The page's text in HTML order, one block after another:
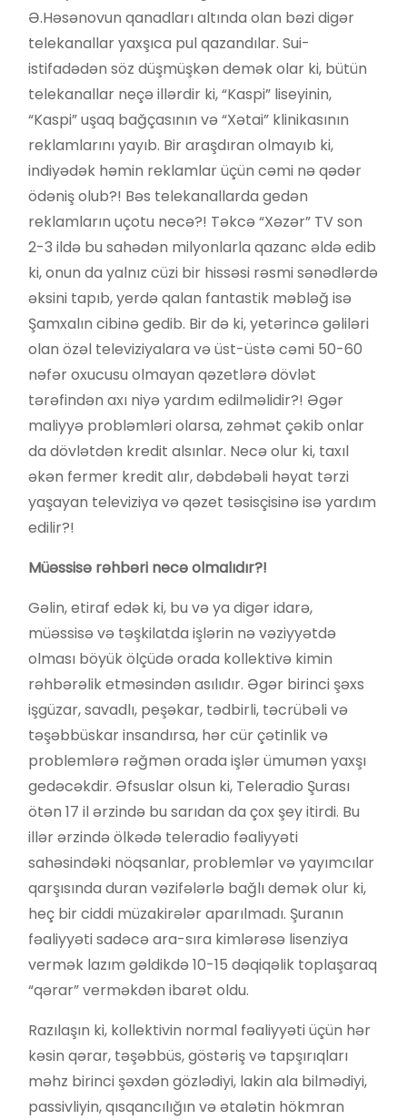
Ə.Həsənovun qanadları altında olan bəzi digər
telekanallar yaxşıca pul qazandılar. Sui-
istifadədən söz düşmüşkən demək olar ki, bütün
telekanallar neçə illərdir ki, “Kaspi” liseyinin,
“Kaspi” uşaq bağçasının və “Xətai” klinikasının
reklamlarını yayıb. Bir araşdıran olmayıb ki,
indiyədək həmin reklamlar üçün cəmi nə qədər
ödəniş olub?! Bəs telekanallarda gedən
reklamların uçotu necə?! Təkcə “Xəzər” TV son
2-3 ildə bu sahədən milyonlarla qazanc əldə edib
ki, onun da yalnız cüzi bir hissəsi rəsmi sənədlərdə
əksini tapıb, yerdə qalan fantastik məbləğ isə
Şamxalın cibinə gedib. Bir də ki, yetərincə gəliləri
olan özəl televiziyalara və üst-üstə cəmi 50-60
nəfər oxucusu olmayan qəzetlərə dövlət
tərəfindən axı niyə yardım edilməlidir?! Əgər
maliyyə probləmləri olarsa, zəhmət çəkib onlar
da dövlətdən kredit alsınlar. Necə olur ki, taxıl
əkən fermer kredit alır, dəbdəbəli həyat tərzi
yaşayan televiziya və qəzet təsisçisinə isə yardım
edilir?!
Müəssisə rəhbəri necə olmalıdır?!
Gəlin, etiraf edək ki, bu və ya digər idarə,
müəssisə və təşkilatda işlərin nə vəziyyətdə
olması böyük ölçüdə orada kollektivə kimin
rəhbərəlik etməsindən asılıdır. Əgər birinci şəxs
işgüzar, savadlı, peşəkar, tədbirli, təcrübəli və
təşəbbüskar insandırsa, hər cür çətinlik və
problemlərə rəğmən orada işlər ümumən yaxşı
gedəcəkdir. Əfsuslar olsun ki, Teleradio Şurası
ötən 17 il ərzində bu sarıdan da çox şey itirdi. Bu
illər ərzində ölkədə teleradio fəaliyyəti
sahəsindəki nöqsanlar, problemlər və yayımcılar
qarşısında duran vəzifələrlə bağlı demək olur ki,
heç bir ciddi müzakirələr aparılmadı. Şuranın
fəaliyyəti sadəcə ara-sıra kimlərəsə lisenziya
vermək lazım gəldikdə 10-15 dəqiqəlik toplaşaraq
“qərar” verməkdən ibarət oldu.
Razılaşın ki, kollektivin normal fəaliyyəti üçün hər
kəsin qərar, təşəbbüs, göstəriş və tapşırıqları
məhz birinci şəxdən gözlədiyi, lakin ala bilmədiyi,
passivliyin, qısqancılığın və ətalətin hökmran